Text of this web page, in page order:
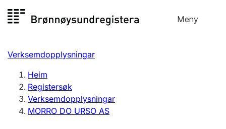
til
Meny
Registersøk
Aksjeselskap
Enkeltpersonføretak
Registrere, endre, slette
Verksemdopplysningar
Heim
Registersøk
Verksemdopplysningar
MORRO DO URSO AS